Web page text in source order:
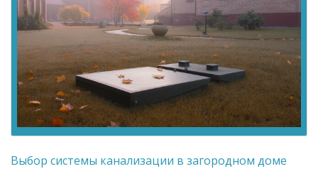
Выбор системы канализации в загородном доме